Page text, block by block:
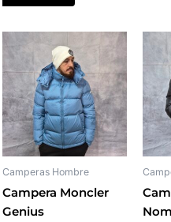
Camperas Hombre
Campera Moncler
Genius
producto
tiene
múltiples
variantes.
Las
opciones
se
pueden